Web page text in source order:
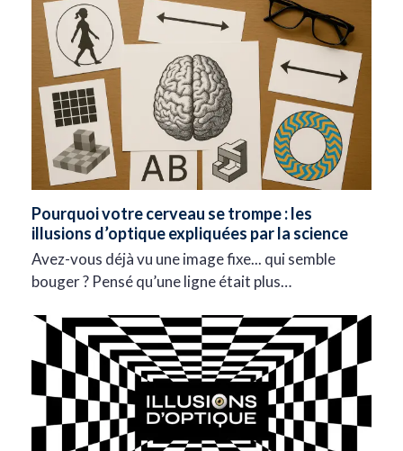
Pourquoi votre cerveau se trompe : les
illusions d’optique expliquées par la science
Avez-vous déjà vu une image fixe... qui semble
bouger ? Pensé qu’une ligne était plus…